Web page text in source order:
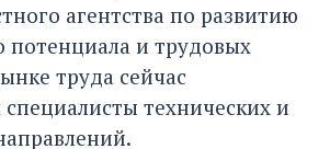
агентства по развитию
потенциала и трудовых
труда сейчас
технических и